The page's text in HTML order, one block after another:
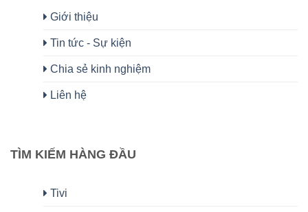
Giới thiệu
Tin tức - Sự kiện
Chia sẻ kinh nghiệm
Liên hệ
TÌM KIẾM HÀNG ĐẦU
Tivi